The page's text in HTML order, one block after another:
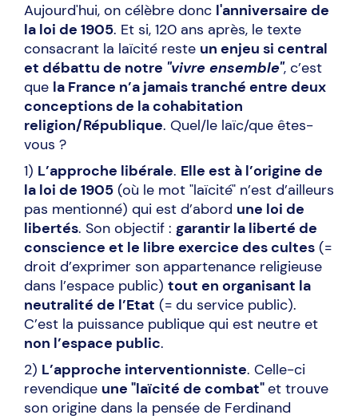
Aujourd'hui, on célèbre donc l'anniversaire de
la loi de 1905. Et si, 120 ans après, le texte
consacrant la laïcité reste un enjeu si central
et débattu de notre "vivre ensemble", c’est
que la France n’a jamais tranché entre deux
conceptions de la cohabitation
religion/République. Quel/le laïc/que êtes-
vous ?
1) L’approche libérale. Elle est à l’origine de
la loi de 1905 (où le mot "laïcité" n’est d’ailleurs
pas mentionné) qui est d’abord une loi de
libertés. Son objectif : garantir la liberté de
conscience et le libre exercice des cultes (=
droit d’exprimer son appartenance religieuse
dans l’espace public) tout en organisant la
neutralité de l’Etat (= du service public).
C’est la puissance publique qui est neutre et
non l’espace public.
2) L’approche interventionniste. Celle-ci
revendique une "laïcité de combat"et trouve
son origine dans la pensée de Ferdinand